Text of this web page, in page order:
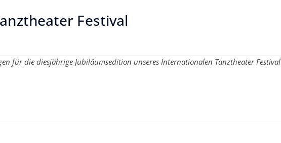
Festival
für die diesjährige Jubiläumsedition unseres Internationalen Tanztheater Festival